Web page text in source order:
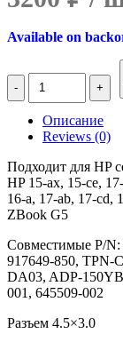
Available on
Количество
Блок
4.5x3.0
19.5V
7.7A
150W
Описание
Reviews (0)
Подходит для HP
HP 15-ax, 15-ce,
16-a, 17-ab, 17-cd,
ZBook G5
Совместимые P/N:
917649-850, TPN-
DA03, ADP-
001, 645509-002
Разъем 4.5×3.0